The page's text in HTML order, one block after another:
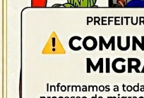
PESQUISA